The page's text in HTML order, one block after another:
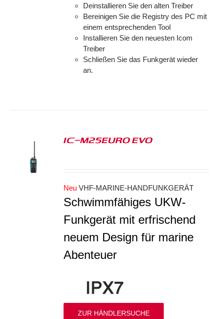
Deinstallieren Sie den alten Treiber
Bereinigen Sie die Registry des PC mit
einem entsprechenden Tool
Installieren Sie den neuesten Icom
Treiber
Schließen Sie das Funkgerät wieder
an.
IC-M25EURO EVO
Neu VHF-MARINE-HANDFUNKGERÄT
Schwimmfähiges UKW-
Funkgerät mit erfrischend
neuem Design für marine
Abenteuer
ZUR HÄNDLERSUCHE